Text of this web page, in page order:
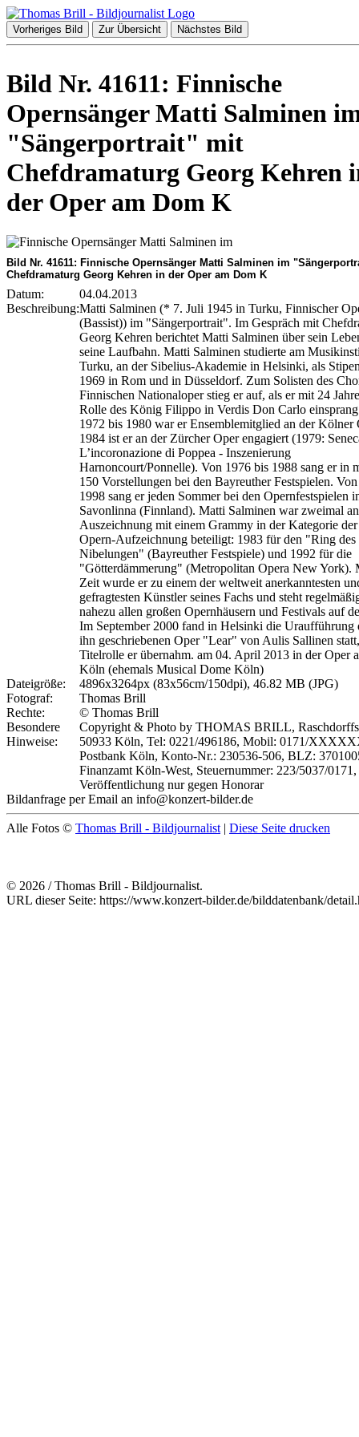
Vorheriges Bild Zur Übersicht Nächstes Bild
Bild Nr. 41611: Finnische
Opernsänger Matti Salminen
"Sängerportrait" mit
Chefdramaturg Georg Kehren
der Oper am Dom K
Bild Nr. 41611: Finnische Opernsänger Matti Salminen im
Chefdramaturg Georg Kehren in der Oper am Dom K
Datum:
04.04.2013
Beschreibung:Matti Salminen (* 7. Juli 1945 in Turku, Finnischer
(Bassist)) im "Sängerportrait". Im Gespräch mit
Georg Kehren berichtet Matti Salminen über sein
seine Laufbahn. Matti Salminen studierte am
Turku, an der Sibelius-Akademie in Helsinki, als
1969 in Rom und in Düsseldorf. Zum Solisten des
Finnischen Nationaloper stieg er auf, als er mit 24
Rolle des König Filippo in Verdis Don Carlo
1972 bis 1980 war er Ensemblemitglied an der Kölner
1984 ist er an der Zürcher Oper engagiert (1979:
L’incoronazione di Poppea - Inszenierung
Harnoncourt/Ponnelle). Von 1976 bis 1988 sang er in
150 Vorstellungen bei den Bayreuther Festspielen.
1998 sang er jeden Sommer bei den Opernfestspielen
Savonlinna (Finnland). Matti Salminen war zweimal
Auszeichnung mit einem Grammy in der Kategorie der
Opern-Aufzeichnung beteiligt: 1983 für den "Ring des
Nibelungen" (Bayreuther Festspiele) und 1992 für die
"Götterdämmerung" (Metropolitan Opera New York).
Zeit wurde er zu einem der weltweit anerkanntesten
gefragtesten Künstler seines Fachs und steht
nahezu allen großen Opernhäusern und Festivals auf
Im September 2000 fand in Helsinki die Uraufführung
ihn geschriebenen Oper "Lear" von Aulis Sallinen
Titelrolle er übernahm. am 04. April 2013 in der Oper
Köln (ehemals Musical Dome Köln)
Dateigröße:
4896x3264px (83x56cm/150dpi), 46.82 MB (JPG)
Fotograf:
Thomas Brill
Rechte:
© Thomas Brill
Besondere
Hinweise:
Copyright & Photo by THOMAS BRILL,
50933 Köln, Tel: 0221/496186, Mobil: 0171/
Postbank Köln, Konto-Nr.: 230536-506, BLZ:
Finanzamt Köln-West, Steuernummer: 223/5037/
Veröffentlichung nur gegen Honorar
Bildanfrage per Email an info@konzert-bilder.de
Alle Fotos © Thomas Brill - Bildjournalist | Diese Seite drucken
© 2026 / Thomas Brill - Bildjournalist.
URL dieser Seite: https://www.konzert-bilder.de/bilddatenbank/